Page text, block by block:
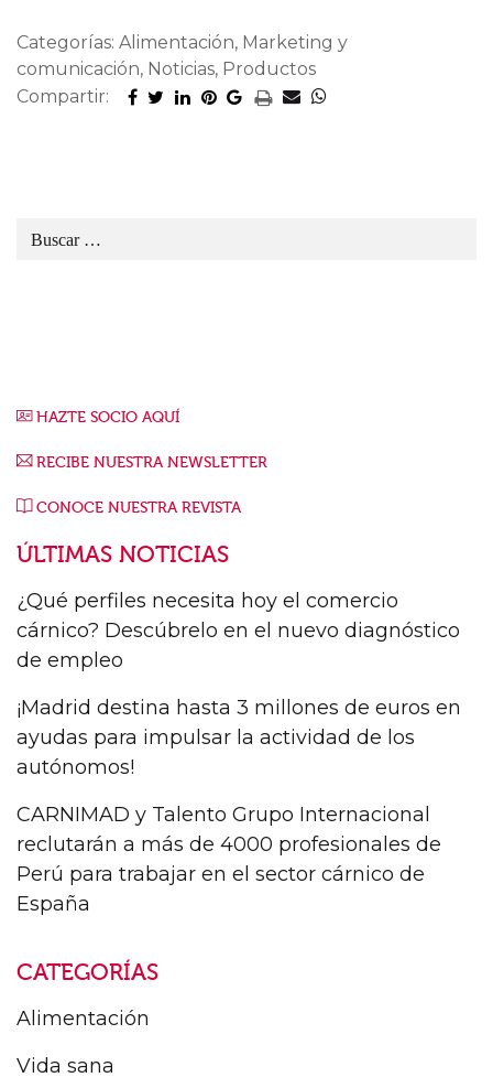
Categorías: Alimentación, Marketing y
comunicación, Noticias, Productos
Compartir:
HAZTE SOCIO AQUÍ
RECIBE NUESTRA NEWSLETTER
CONOCE NUESTRA REVISTA
ÚLTIMAS NOTICIAS
¿Qué perfiles necesita hoy el comercio
cárnico? Descúbrelo en el nuevo diagnóstico
de empleo
¡Madrid destina hasta 3 millones de euros en
ayudas para impulsar la actividad de los
autónomos!
CARNIMAD y Talento Grupo Internacional
reclutarán a más de 4000 profesionales de
Perú para trabajar en el sector cárnico de
España
CATEGORÍAS
Alimentación
Vida sana